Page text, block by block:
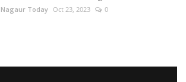
Nagaur Today Oct 23, 2023 0